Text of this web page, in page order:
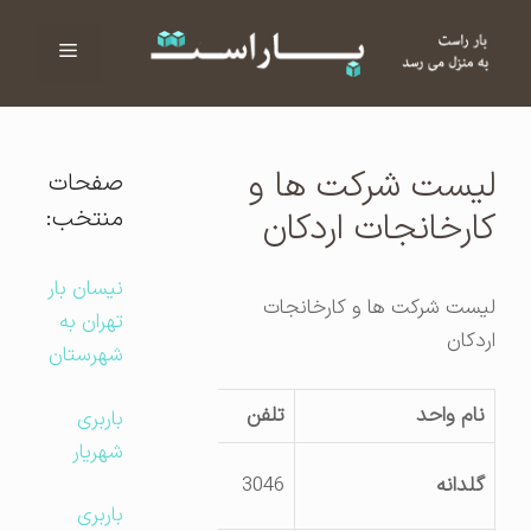
فهرست
لیست شرکت ها و
کارخانجات اردکان
لیست شرکت ها و کارخانجات
اردکان
نام واحد تلفن آدرس کارگاه
گلدانه 3046
صدرآباد خیابان
صفحات
منتخب:
نیسان بار
تهران به
شهرستان
باربری
شهریار
باربری